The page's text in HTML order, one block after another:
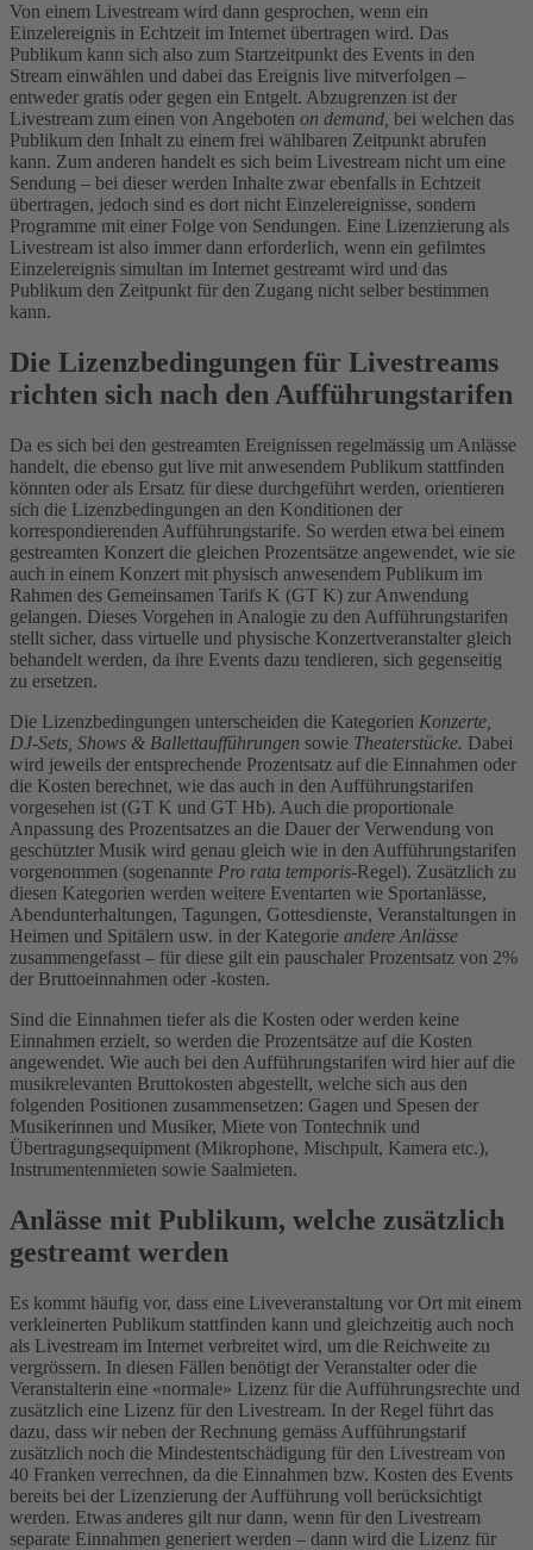
Von einem Livestream wird dann gesprochen, wenn ein
Einzelereignis in Echtzeit im Internet übertragen wird. Das
Publikum kann sich also zum Startzeitpunkt des Events in den
Stream einwählen und dabei das Ereignis live mitverfolgen –
entweder gratis oder gegen ein Entgelt. Abzugrenzen ist der
Livestream zum einen von Angeboten on demand, bei welchen das
Publikum den Inhalt zu einem frei wählbaren Zeitpunkt abrufen
kann. Zum anderen handelt es sich beim Livestream nicht um eine
Sendung – bei dieser werden Inhalte zwar ebenfalls in Echtzeit
übertragen, jedoch sind es dort nicht Einzelereignisse, sondern
Programme mit einer Folge von Sendungen. Eine Lizenzierung als
Livestream ist also immer dann erforderlich, wenn ein gefilmtes
Einzelereignis simultan im Internet gestreamt wird und das
Publikum den Zeitpunkt für den Zugang nicht selber bestimmen
kann.
Die Lizenzbedingungen für Livestreams
richten sich nach den Aufführungstarifen
Da es sich bei den gestreamten Ereignissen regelmässig um Anlässe
handelt, die ebenso gut live mit anwesendem Publikum stattfinden
könnten oder als Ersatz für diese durchgeführt werden, orientieren
sich die Lizenzbedingungen an den Konditionen der
korrespondierenden Aufführungstarife. So werden etwa bei einem
gestreamten Konzert die gleichen Prozentsätze angewendet, wie sie
auch in einem Konzert mit physisch anwesendem Publikum im
Rahmen des Gemeinsamen Tarifs K (GT K) zur Anwendung
gelangen. Dieses Vorgehen in Analogie zu den Aufführungstarifen
stellt sicher, dass virtuelle und physische Konzertveranstalter gleich
behandelt werden, da ihre Events dazu tendieren, sich gegenseitig
zu ersetzen.
Die Lizenzbedingungen unterscheiden die Kategorien Konzerte,
DJ-Sets, Shows & Ballettaufführungen sowie Theaterstücke. Dabei
wird jeweils der entsprechende Prozentsatz auf die Einnahmen oder
die Kosten berechnet, wie das auch in den Aufführungstarifen
vorgesehen ist (GT K und GT Hb). Auch die proportionale
Anpassung des Prozentsatzes an die Dauer der Verwendung von
geschützter Musik wird genau gleich wie in den Aufführungstarifen
vorgenommen (sogenannte Pro rata temporis-Regel). Zusätzlich zu
diesen Kategorien werden weitere Eventarten wie Sportanlässe,
Abendunterhaltungen, Tagungen, Gottesdienste, Veranstaltungen in
Heimen und Spitälern usw. in der Kategorie andere Anlässe
zusammengefasst – für diese gilt ein pauschaler Prozentsatz von 2%
der Bruttoeinnahmen oder -kosten.
Sind die Einnahmen tiefer als die Kosten oder werden keine
Einnahmen erzielt, so werden die Prozentsätze auf die Kosten
angewendet. Wie auch bei den Aufführungstarifen wird hier auf die
musikrelevanten Bruttokosten abgestellt, welche sich aus den
folgenden Positionen zusammensetzen: Gagen und Spesen der
Musikerinnen und Musiker, Miete von Tontechnik und
Übertragungsequipment (Mikrophone, Mischpult, Kamera etc.),
Instrumentenmieten sowie Saalmieten.
Anlässe mit Publikum, welche zusätzlich
gestreamt werden
Es kommt häufig vor, dass eine Liveveranstaltung vor Ort mit einem
verkleinerten Publikum stattfinden kann und gleichzeitig auch noch
als Livestream im Internet verbreitet wird, um die Reichweite zu
vergrössern. In diesen Fällen benötigt der Veranstalter oder die
Veranstalterin eine «normale» Lizenz für die Aufführungsrechte und
zusätzlich eine Lizenz für den Livestream. In der Regel führt das
dazu, dass wir neben der Rechnung gemäss Aufführungstarif
zusätzlich noch die Mindestentschädigung für den Livestream von
40 Franken verrechnen, da die Einnahmen bzw. Kosten des Events
bereits bei der Lizenzierung der Aufführung voll berücksichtigt
werden. Etwas anderes gilt nur dann, wenn für den Livestream
separate Einnahmen generiert werden – dann wird die Lizenz für